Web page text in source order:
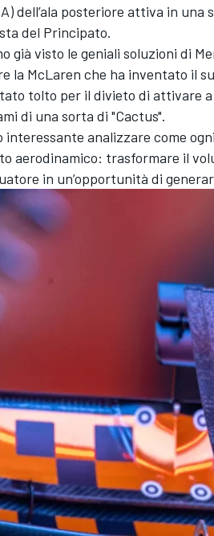
dell’ala posteriore attiva in
del Principato.
già visto le geniali soluzioni di
la McLaren che ha inventato il
tolto per il divieto di attivare
di una sorta di "Cactus".
interessante analizzare come
aerodinamico: trasformare il
in un’opportunità di